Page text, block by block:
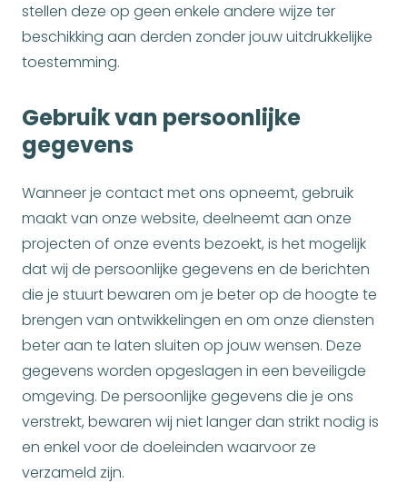
stellen deze op geen enkele andere wijze ter
beschikking aan derden zonder jouw uitdrukkelijke
toestemming.
Gebruik van persoonlijke
gegevens
Wanneer je contact met ons opneemt, gebruik
maakt van onze website, deelneemt aan onze
projecten of onze events bezoekt, is het mogelijk
dat wij de persoonlijke gegevens en de berichten
die je stuurt bewaren om je beter op de hoogte te
brengen van ontwikkelingen en om onze diensten
beter aan te laten sluiten op jouw wensen. Deze
gegevens worden opgeslagen in een beveiligde
omgeving. De persoonlijke gegevens die je ons
verstrekt, bewaren wij niet langer dan strikt nodig is
en enkel voor de doeleinden waarvoor ze
verzameld zijn.